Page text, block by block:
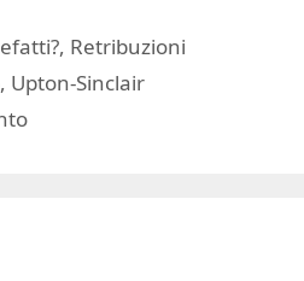
, Retribuzioni
, Upton-Sinclair